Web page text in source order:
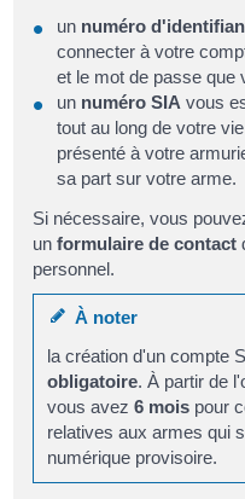
un numéro
connecter à votre
et le mot de passe que
un numéro SIA vous
tout au long de votre
présenté à votre
sa part sur votre arme.
Si nécessaire, vous
unformulaire de contact
personnel.
À noter
la création d'un compte
obligatoire. À partir de
vous avez6 mois pour
relatives aux armes qui
numérique provisoire.